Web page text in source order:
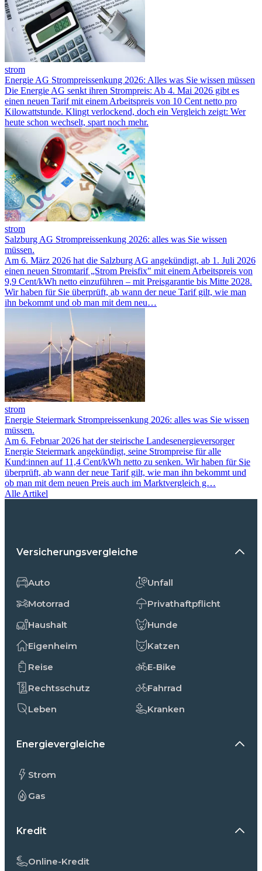
strom
Energie AG Strompreissenkung 2026: Alles was Sie wissen müssen
Die Energie AG senkt ihren Strompreis: Ab 4. Mai 2026 gibt es
einen neuen Tarif mit einem Arbeitspreis von 10 Cent netto pro
Kilowattstunde. Klingt verlockend, doch ein Vergleich zeigt: Wer
heute schon wechselt, spart noch mehr.
strom
Salzburg AG Strompreissenkung 2026: alles was Sie wissen
müssen.
Am 6. März 2026 hat die Salzburg AG angekündigt, ab 1. Juli 2026
einen neuen Stromtarif „Strom Preisfix" mit einem Arbeitspreis von
9,9 Cent/kWh netto einzuführen – mit Preisgarantie bis Mitte 2028.
Wir haben für Sie überprüft, ab wann der neue Tarif gilt, wie man
ihn bekommt und ob man mit dem neu…
strom
Energie Steiermark Strompreissenkung 2026: alles was Sie wissen
müssen.
Am 6. Februar 2026 hat der steirische Landesenergieversorger
Energie Steiermark angekündigt, seine Strompreise für alle
Kund:innen auf 11,4 Cent/kWh netto zu senken. Wir haben für Sie
überprüft, ab wann der neue Tarif gilt, wie man ihn bekommt und
ob man mit dem neuen Preis auch im Marktvergleich g…
Alle Artikel
Versicherungsvergleiche
Auto
Motorrad
Haushalt
Eigenheim
Reise
Rechtsschutz
Leben
Unfall
Privathaftpflicht
Hunde
Katzen
E-Bike
Fahrrad
Kranken
Energievergleiche
Strom
Gas
Kredit
Online-Kredit